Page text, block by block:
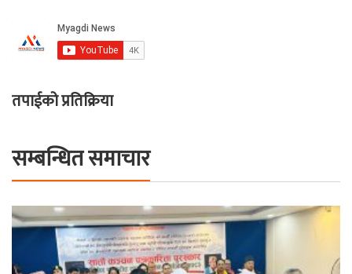
तपाईको प्रतिक्रिया
सम्बन्धित समाचार